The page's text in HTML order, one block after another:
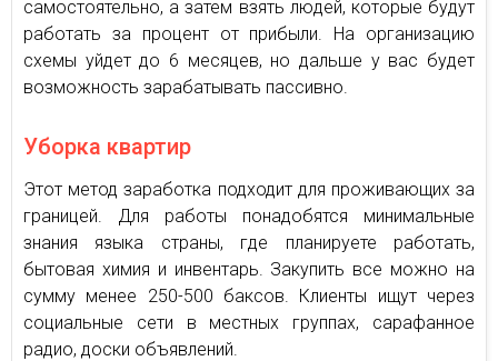
самостоятельно, а затем взять людей, которые будут
работать за процент от прибыли. На организацию
схемы уйдет до 6 месяцев, но дальше у вас будет
возможность зарабатывать пассивно.
Уборка квартир
Этот метод заработка подходит для проживающих за
границей. Для работы понадобятся минимальные
знания языка страны, где планируете работать,
бытовая химия и инвентарь. Закупить все можно на
сумму менее 250-500 баксов. Клиенты ищут через
социальные сети в местных группах, сарафанное
радио, доски объявлений.